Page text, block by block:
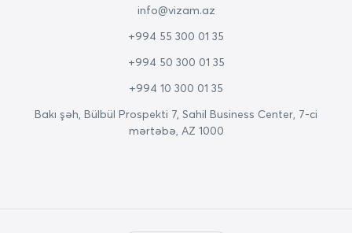
info@vizam.az
+994 55 300 01 35
+994 50 300 01 35
+994 10 300 01 35
Bakı şəh, Bülbül Prospekti 7, Sahil Business Center, 7-ci
mərtəbə, AZ 1000